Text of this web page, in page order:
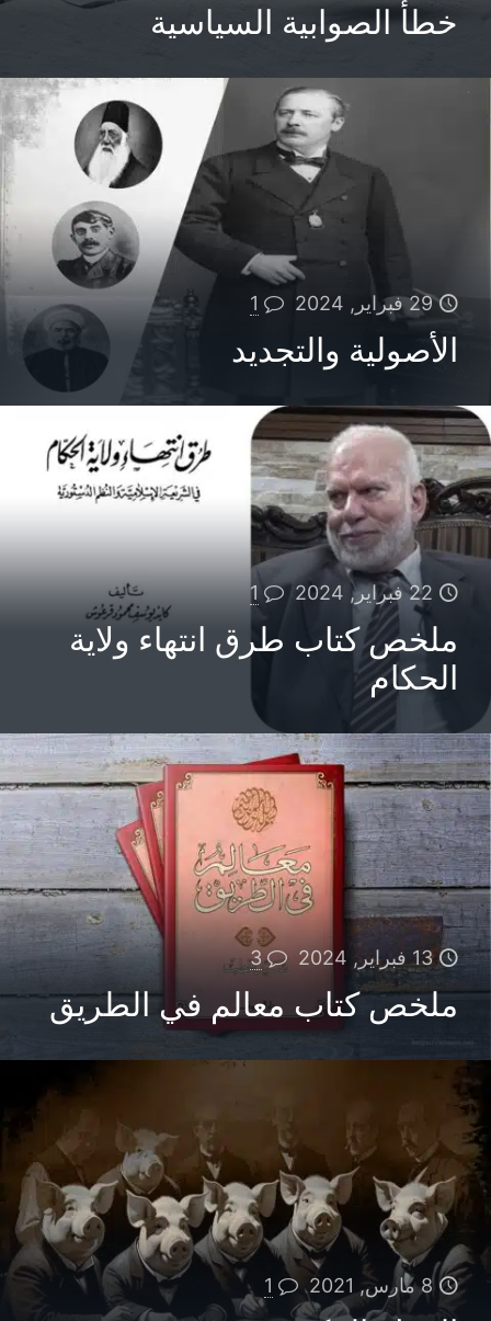
خطأ الصوابية السياسية
29 فبراير, 2024 1
الأصولية والتجديد
22 فبراير, 2024 1
ملخص كتاب طرق انتهاء ولاية
الحكام
13 فبراير, 2024 3
ملخص كتاب معالم في الطريق
8 مارس, 2021 1